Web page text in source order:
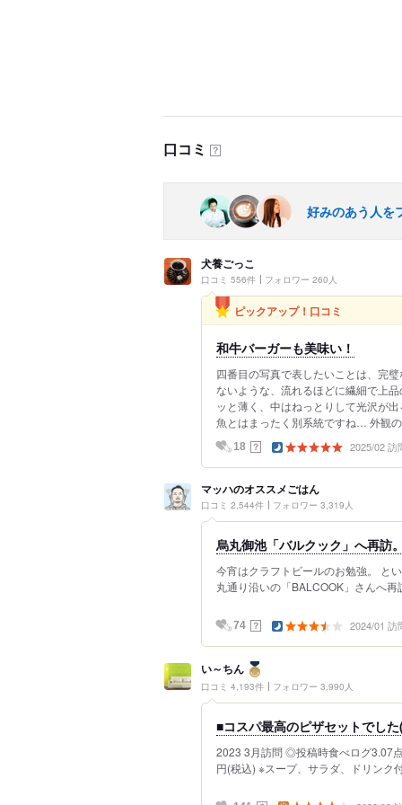
口コミ ？
好みのあう人を
犬養ごっこ
口コミ 556件 フォロワー 260人
ピックアップ！口コミ
和牛バーガーも美味い！
四番目の写真で表したいことは、完
ないような、流れるほどに繊細で上
ッと薄く、中はねっとりして光沢が
魚とはまったく別系統ですね… 外観
18 ？ 2025/02 訪
マッハのオススメごはん
口コミ 2,544件 フォロワー 3,319人
烏丸御池「バルクック」へ再訪。
今宵はクラフトビールのお勉強。 と
丸通り沿いの「BALCOOK」さんへ
74 ？ 2024/01 訪
い～ちん
口コミ 4,193件 フォロワー 3,990人
■コスパ最高のピザセットでし
2023 3月訪問 ◎投稿時食べログ3.07
円(税込) ※スープ、サラダ、ドリンク